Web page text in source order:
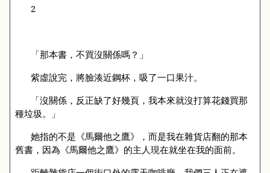
2
「那本書，不買沒關係嗎？」
紫虛說完，將臉湊近鋼杯，吸了一口果汁。
「沒關係，反正缺了好幾頁，我本來就沒打算花錢買那
種垃圾。」
她指的不是《馬爾他之鷹》，而是我在雜貨店翻的那本
舊書，因為《馬爾他之鷹》的主人現在就坐在我的面前。